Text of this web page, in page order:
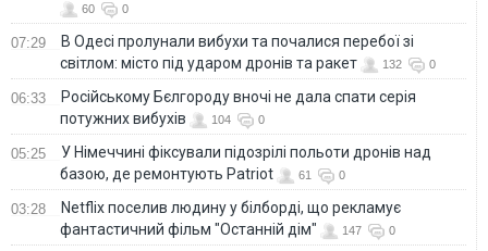
60 0
07:29
В Одесі пролунали вибухи та почалися перебої зі
світлом: місто під ударом дронів та ракет
132 0
06:33
Російському Бєлгороду вночі не дала спати серія
потужних вибухів
104 0
05:25
У Німеччині фіксували підозрілі польоти дронів над
базою, де ремонтують Patriot
61 0
03:28
Netflix поселив людину у білборді, що рекламує
фантастичний фільм "Останній дім"
147 0